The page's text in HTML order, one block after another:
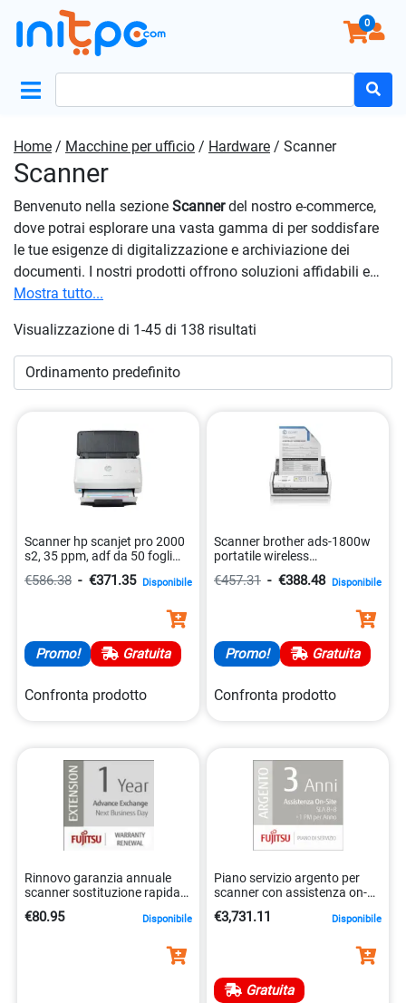
0
Home / Macchine per ufficio / Hardware / Scanner
Scanner
Benvenuto nella sezione Scannerdel nostro e-commerce,
dove potrai esplorare una vasta gamma di per soddisfare
le tue esigenze di digitalizzazione e archiviazione dei
documenti. I nostri prodotti offrono soluzioni affidabili e
convenienti per convertire documenti cartacei in formati
digitalizzare documenti aziendali, foto personali o negativi
fotografici, troverai il prodotto perfetto per le tue esigenze
nella nostra vasta selezione. Che tu stia cercando un
alta velocità per un ambiente aziendale, troverai
sicuramente il prodotto ideale per te nella nostra collezione.
Affidati a noi per soddisfare tutte le tue esigenze di
digitalizzazione con i migliori scanner sul mercato. Esplora
la nostra gamma completa di prodotti e scopri come i
nostri scanner possono migliorare l’efficienza e la
produttività del tuo flusso di lavoro oggi stesso!
Mostra tutto...
Visualizzazione di 1-45 di 138 risultati
Scanner hp scanjet pro 2000
s2, 35 ppm, adf da 50 fogli
€586.38 - €371.35 Disponibile
Promo! Gratuita
Confronta prodotto
Scanner brother ads-1800w
portatile wireless
€457.31 - €388.48 Disponibile
Promo! Gratuita
Confronta prodotto
Rinnovo garanzia annuale
scanner sostituzione rapida
€80.95 Disponibile
Piano servizio argento per
scanner con assistenza on-
5032140200908
€3,731.11 Disponibile
Gratuita